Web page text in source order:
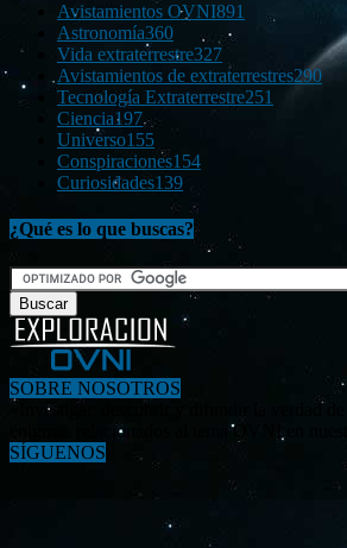
Avistamientos OVNI891
Astronomía360
Vida extraterrestre327
Avistamientos de extraterrestres290
Tecnología Extraterrestre251
Ciencia197
Universo155
Conspiraciones154
Curiosidades139
¿Qué es lo que buscas?
SOBRE NOSOTROS
«Investigar, descubrir y difundir la verdad de
enigmas relacionados al tema OVNI en
SÍGUENOS